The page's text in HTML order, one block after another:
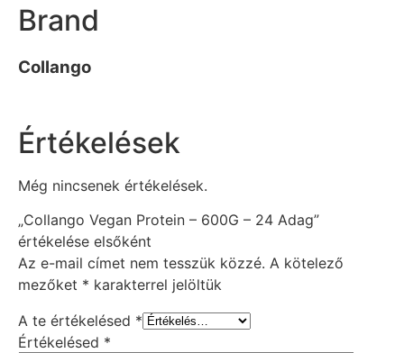
Brand
Collango
Értékelések
Még nincsenek értékelések.
„Collango Vegan Protein – 600G – 24 Adag”
értékelése elsőként
Az e-mail címet nem tesszük közzé. A kötelező
mezőket * karakterrel jelöltük
A te értékelésed *
Értékelésed *